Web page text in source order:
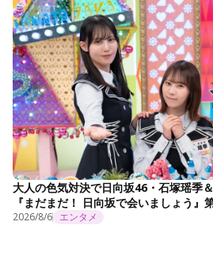
大人の色気対決で日向坂46・石塚瑶季
『まだまだ！ 日向坂で会いましょう』
2026/8/6 エンタメ